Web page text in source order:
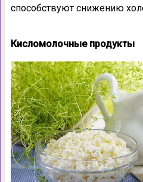
способствуют снижению
Кисломолочные продукты